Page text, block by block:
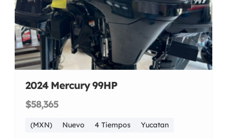
2024 Mercury 99HP
$58,365
(MXN) Nuevo 4 Tiempos Yucatan